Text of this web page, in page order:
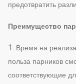
предотвратить
Преимущество
1. Время на
польза парников
соответствующие